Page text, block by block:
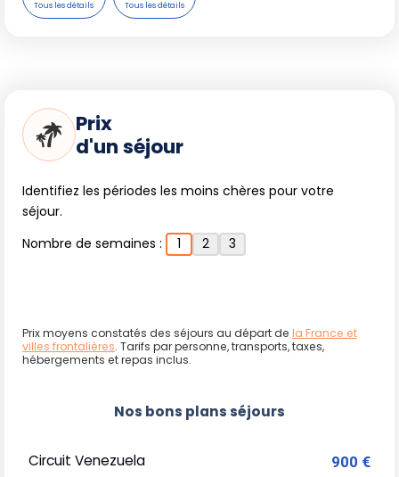
Prix
d'un séjour
Identifiez les périodes les moins chères pour votre
séjour.
Nombre de semaines :
1 2 3
Prix moyens constatés des séjours au départ de la France et
villes frontalières. Tarifs par personne, transports, taxes,
hébergements et repas inclus.
Nos bons plans séjours
Circuit Venezuela 900 €